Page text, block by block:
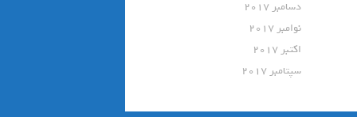
دسامبر 2017
نوامبر 2017
اکتبر 2017
سپتامبر 2017